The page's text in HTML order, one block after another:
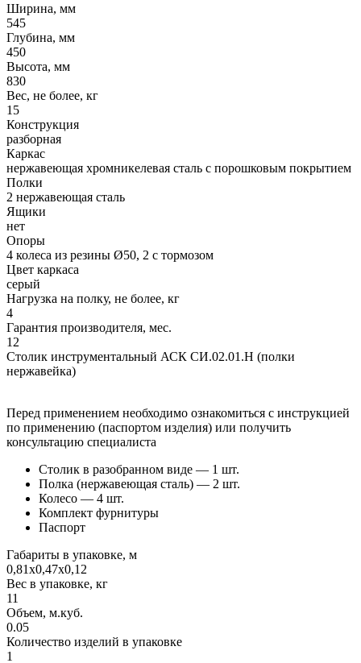
Ширина, мм
545
Глубина, мм
450
Высота, мм
830
Вес, не более, кг
15
Конструкция
разборная
Каркас
нержавеющая хромникелевая сталь с порошковым покрытием
Полки
2 нержавеющая сталь
Ящики
нет
Опоры
4 колеса из резины Ø50, 2 с тормозом
Цвет каркаса
серый
Нагрузка на полку, не более, кг
4
Гарантия производителя, мес.
12
Столик инструментальный АСК СИ.02.01.Н (полки
нержавейка)
Перед применением необходимо ознакомиться с инструкцией
по применению (паспортом изделия) или получить
консультацию специалиста
Столик в разобранном виде — 1 шт.
Полка (нержавеющая сталь) — 2 шт.
Колесо — 4 шт.
Комплект фурнитуры
Паспорт
Габариты в упаковке, м
0,81х0,47х0,12
Вес в упаковке, кг
11
Объем, м.куб.
0.05
Количество изделий в упаковке
1